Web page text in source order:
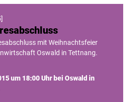
]
mit Weihnachtsfeier
Oswald in Tettnang.
um 18:00 Uhr bei Oswald in